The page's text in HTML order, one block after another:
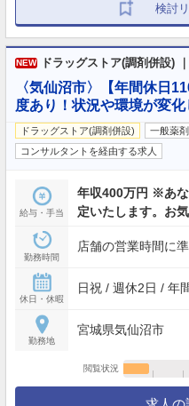
検討
NEW ドラッグストア(調剤併設)
〈気仙沼市〉【年間休日
度あり！状況や環境が変
ドラッグストア(調剤併設) 一般薬
コンサルタントを経由する求人
給与・手当
年収400万円 ※あ
定いたします。お
勤務時間
店舗の営業時間に
休日・休暇
日祝 / 週休2日 / 年
勤務地
宮城県気仙沼市
閲覧状況